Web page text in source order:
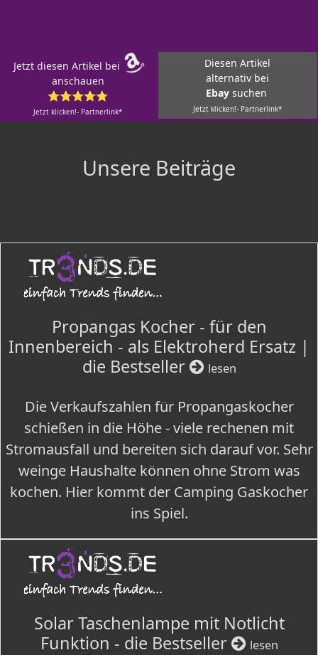
Jetzt diesen Artikel bei
anschauen
⭐⭐⭐⭐⭐
Jetzt klicken!- Partnerlink*
Diesen Artikel
alternativ bei
Ebay suchen
Jetzt klicken!- Partnerlink*
Unsere Beiträge
Propangas Kocher - für den
Innenbereich - als Elektroherd Ersatz |
die Bestseller
lesen
Die Verkaufszahlen für Propangaskocher
schießen in die Höhe - viele rechenen mit
Stromausfall und bereiten sich darauf vor. Sehr
weinge Haushalte können ohne Strom was
kochen. Hier kommt der Camping Gaskocher
ins Spiel.
Solar Taschenlampe mit Notlicht
Funktion - die Bestseller
lesen